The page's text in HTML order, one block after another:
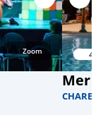
Zoom
Mer